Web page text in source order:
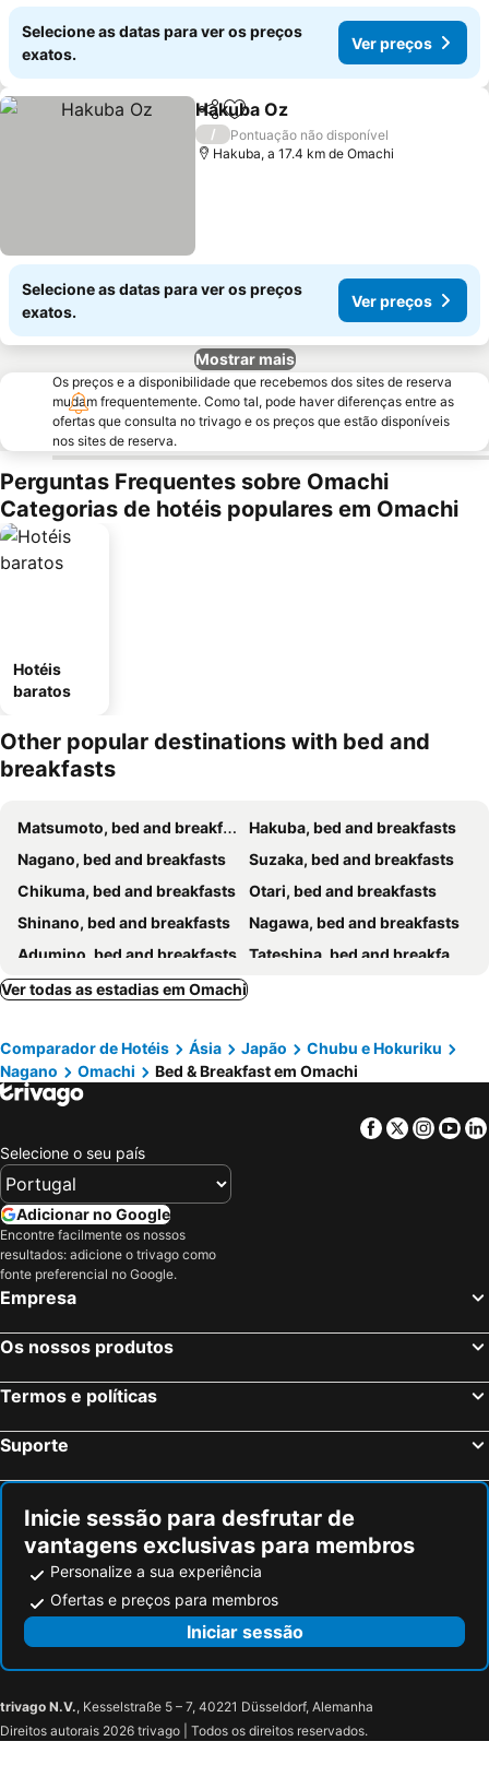
Selecione as datas para ver os preços
exatos.
Ver preços
PartilharAdicionar aos favoritos
Hakuba Oz
/
Pontuação não disponível
Hakuba, a 17.4 km de Omachi
Selecione as datas para ver os preços
exatos.
Ver preços
Mostrar mais
Os preços e a disponibilidade que recebemos dos sites de reserva
mudam frequentemente. Como tal, pode haver diferenças entre as
ofertas que consulta no trivago e os preços que estão disponíveis
nos sites de reserva.
Perguntas Frequentes sobre Omachi
Categorias de hotéis populares em Omachi
Hotéis
baratos
Other popular destinations with bed and
breakfasts
Matsumoto, bed and breakfasts
Hakuba, bed and breakfasts
Nagano, bed and breakfasts
Suzaka, bed and breakfasts
Chikuma, bed and breakfasts
Otari, bed and breakfasts
Shinano, bed and breakfasts
Nagawa, bed and breakfasts
Adumino, bed and breakfasts
Tateshina, bed and breakfasts
Azumino, bed and breakfasts
Shiojiri, bed and breakfasts
Matsukawa, bed and breakfasts
Ver todas as estadias em Omachi
Comparador de Hotéis Ásia Japão
Chubu e Hokuriku
Nagano
Omachi Bed & Breakfast em Omachi
Facebook
Twitter
Selecione o seu país
Adicionar no Google
Encontre facilmente os nossos
resultados: adicione o trivago como
fonte preferencial no Google.
Empresa
Os nossos produtos
Termos e políticas
Suporte
Inicie sessão para desfrutar de
vantagens exclusivas para membros
Personalize a sua experiência
Ofertas e preços para membros
Iniciar sessão
trivago N.V., Kesselstraße 5 – 7, 40221 Düsseldorf, Alemanha
Direitos autorais 2026 trivago | Todos os direitos reservados.